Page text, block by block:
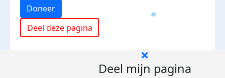
Doneer
Deel deze pagina
Deel mijn pagina